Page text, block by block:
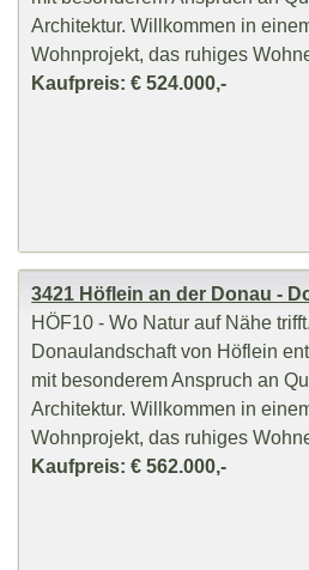
Architektur. Willkommen in
Wohnprojekt, das ruhiges
Kaufpreis: € 524.000,-
3421 Höflein an der Donau -
HÖF10 - Wo Natur auf Nähe
Donaulandschaft von Höflein
mit besonderem Anspruch an
Architektur. Willkommen in
Wohnprojekt, das ruhiges
Kaufpreis: € 562.000,-